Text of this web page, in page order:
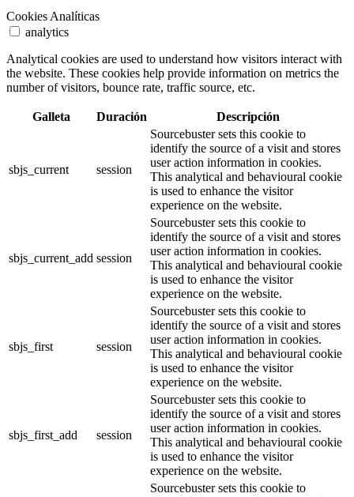
Cookies Analíticas
analytics
Analytical cookies are used to understand how visitors interact with
the website. These cookies help provide information on metrics the
number of visitors, bounce rate, traffic source, etc.
Galleta Duración Descripción
sbjs_current session
Sourcebuster sets this cookie to
identify the source of a visit and stores
user action information in cookies.
This analytical and behavioural cookie
is used to enhance the visitor
experience on the website.
sbjs_current_add session
Sourcebuster sets this cookie to
identify the source of a visit and stores
user action information in cookies.
This analytical and behavioural cookie
is used to enhance the visitor
experience on the website.
sbjs_first session
Sourcebuster sets this cookie to
identify the source of a visit and stores
user action information in cookies.
This analytical and behavioural cookie
is used to enhance the visitor
experience on the website.
sbjs_first_add session
Sourcebuster sets this cookie to
identify the source of a visit and stores
user action information in cookies.
This analytical and behavioural cookie
is used to enhance the visitor
experience on the website.
Sourcebuster sets this cookie to